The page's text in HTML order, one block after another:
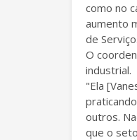
como no
aumento
de
O
industrial.
"Ela
outros.
que o